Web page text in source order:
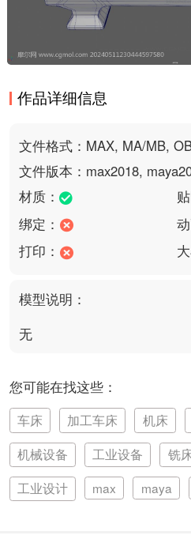
作品详细信息
文件格式：MAX, MA/MB,
文件版本：max2018,
材质：
绑定：
打印：
模型说明：
无
您可能在找这些：
车床 加工车床 机床
机械设备
工业设备 铣
工业设计
max maya